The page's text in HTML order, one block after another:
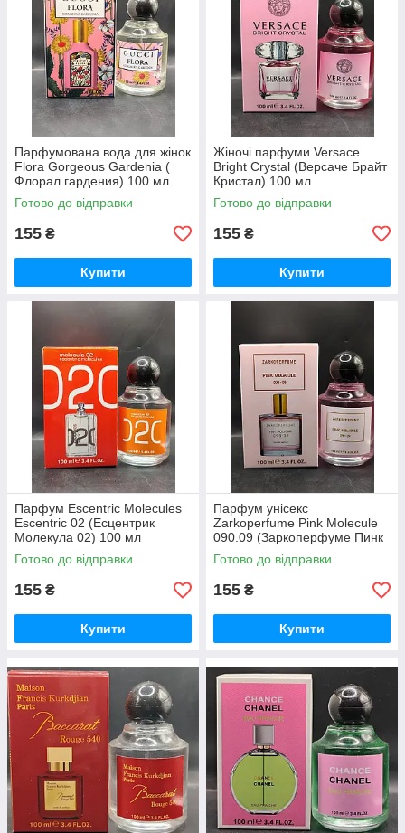
Парфумована вода для жінок
Flora Gorgeous Gardenia (
Флорал гардения) 100 мл
Готово до відправки
155 ₴
Купити
Жіночі парфуми Versace
Bright Crystal (Версаче Брайт
Кристал) 100 мл
Готово до відправки
155 ₴
Купити
Парфум Escentric Molecules
Escentric 02 (Есцентрик
Молекула 02) 100 мл
Готово до відправки
155 ₴
Купити
Парфум унісекс
Zarkoperfume Pink Molecule
090.09 (Заркоперфуме Пинк
Молекула 090.09) 100 мл
Готово до відправки
155 ₴
Купити